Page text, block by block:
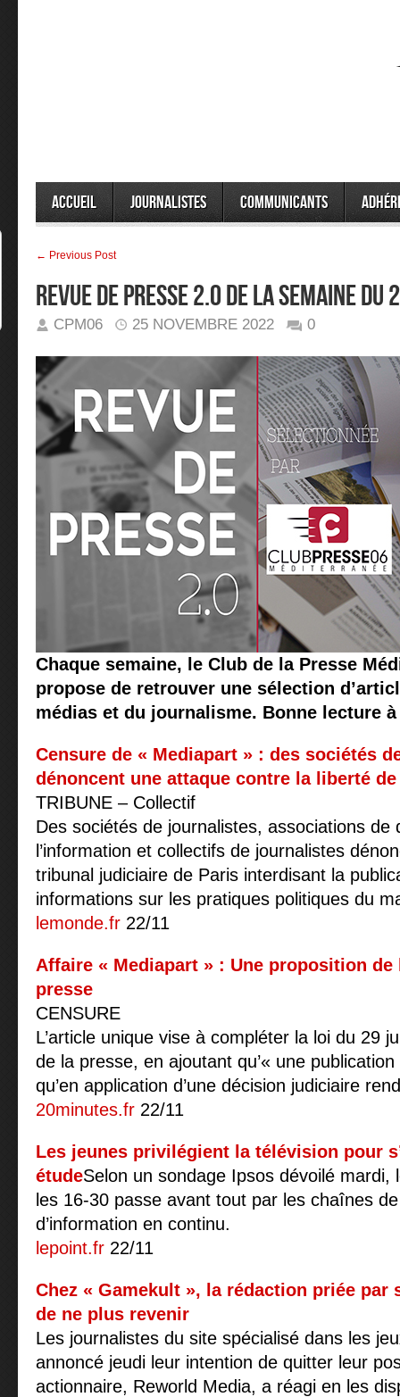
Accueil Journalistes Communicants
← Previous Post
Revue de presse 2.0 de la semaine
CPM06 25 NOVEMBRE 2022 0
Chaque semaine, le Club de la Presse
propose de retrouver une sélection
médias et du journalisme. Bonne lecture
Censure de « Mediapart » : des sociétés
dénoncent une attaque contre la liberté
TRIBUNE – Collectif
Des sociétés de journalistes, associations de
l’information et collectifs de journalistes
tribunal judiciaire de Paris interdisant la
informations sur les pratiques politiques du
lemonde.fr 22/11
Affaire « Mediapart » : Une proposition
presse
CENSURE
L’article unique vise à compléter la loi du 29
de la presse, en ajoutant qu’« une
qu’en application d’une décision judiciaire
20minutes.fr 22/11
Les jeunes privilégient la télévision pour
étudeSelon un sondage Ipsos dévoilé mardi,
les 16-30 passe avant tout par les chaînes
d’information en continu.
lepoint.fr 22/11
Chez « Gamekult », la rédaction priée par
de ne plus revenir
Les journalistes du site spécialisé dans les
annoncé jeudi leur intention de quitter leur
actionnaire, Reworld Media, a réagi en les